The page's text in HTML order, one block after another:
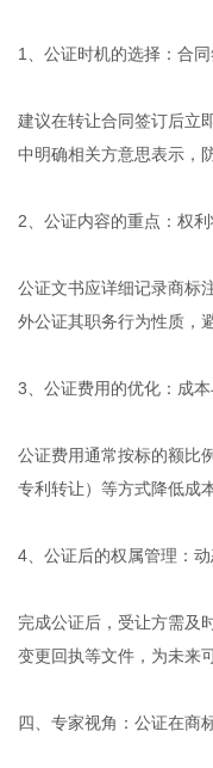
1、公证时机的选择：合
建议在转让合同签订后立
中明确相关方意思表示，
2、公证内容的重点：权
公证文书应详细记录商标
外公证其职务行为性质，
3、公证费用的优化：成
公证费用通常按标的额比
专利转让）等方式降低成
4、公证后的权属管理：
完成公证后，受让方需及
变更回执等文件，为未来
四、专家视角：公证在商